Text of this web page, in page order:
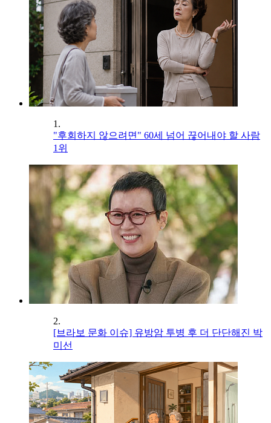
1.
"후회하지 않으려면" 60세 넘어 끊어내야 할 사람
1위
2.
[브라보 문화 이슈] 유방암 투병 후 더 단단해진 박
미선